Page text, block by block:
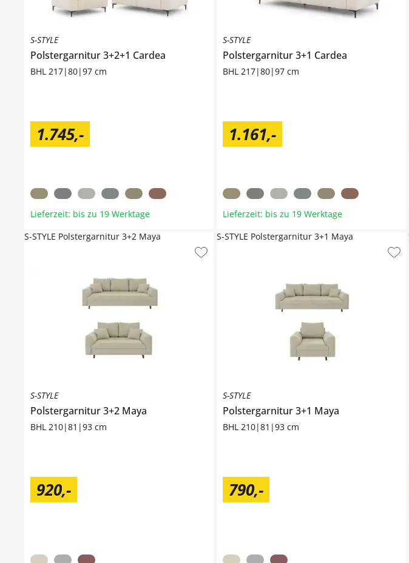
S-STYLE
Polstergarnitur 3+2+1 Cardea
BHL 217|80|97 cm
1.745,-
Lieferzeit: bis zu 19 Werktage
S-STYLE
Polstergarnitur 3+1 Cardea
BHL 217|80|97 cm
1.161,-
Lieferzeit: bis zu 19 Werktage
S-STYLE
Polstergarnitur 3+2 Maya
BHL 210|81|93 cm
920,-
S-STYLE Polstergarnitur 3+2 Maya
S-STYLE
Polstergarnitur 3+1 Maya
BHL 210|81|93 cm
790,-
S-STYLE Polstergarnitur 3+1 Maya